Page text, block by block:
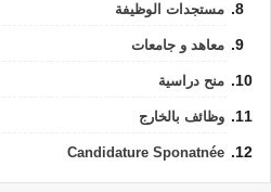
مستجدات الوظيفة
معاهد و جامعات
منح دراسية
وظائف بالخارج
Candidature Sponatnée